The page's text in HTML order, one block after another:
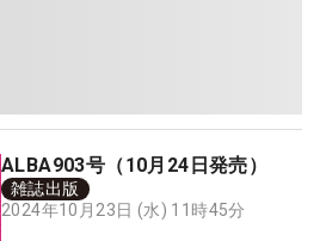
ALBA903号（10月24日発売）
雑誌出版
2024年10月23日 (水) 11時45分